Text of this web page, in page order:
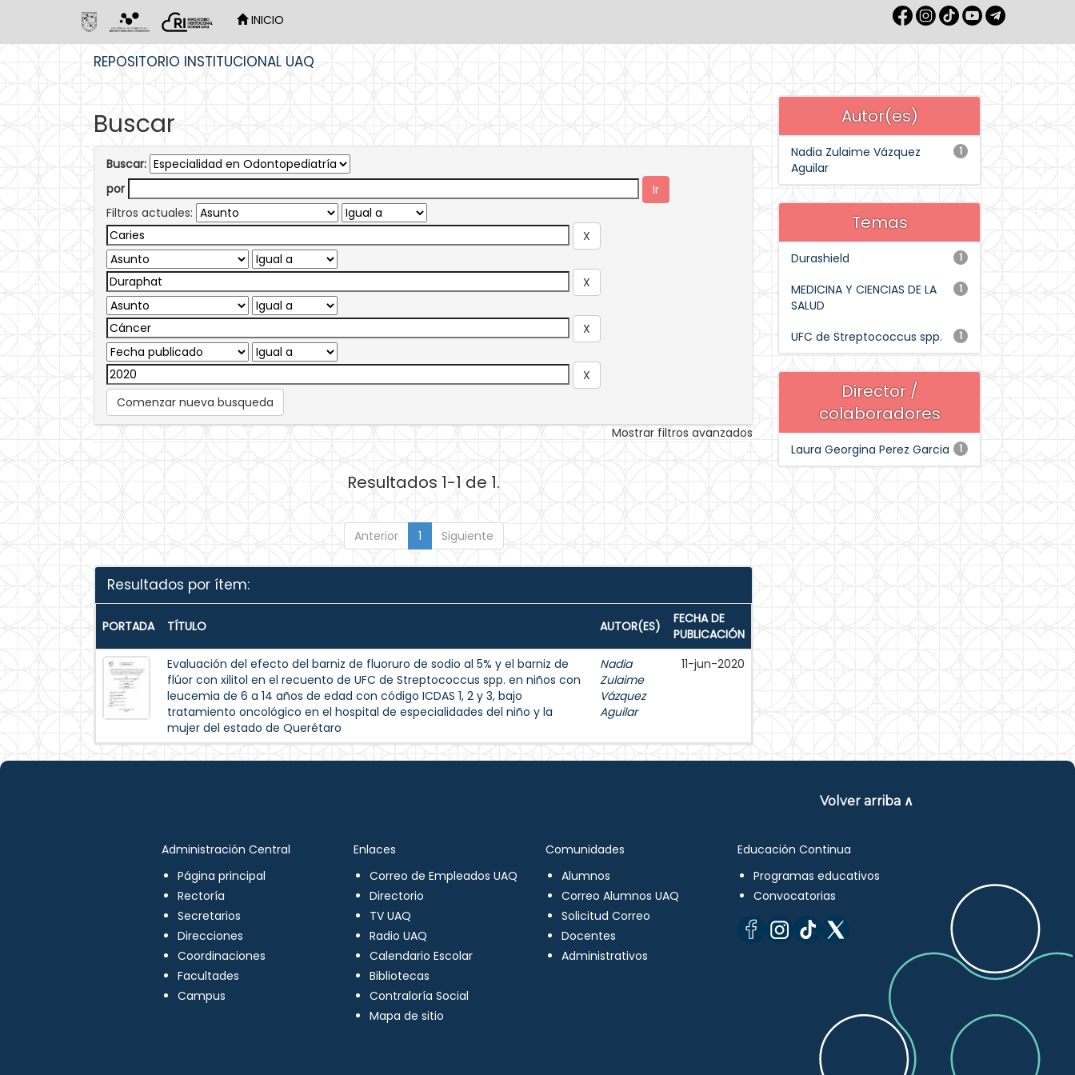
INICIO
REPOSITORIO INSTITUCIONAL UAQ
Buscar
Buscar:
por
Filtros actuales:
Comenzar nueva busqueda
Mostrar filtros avanzados
Resultados 1-1 de 1.
Anterior 1 Siguiente
Resultados por ítem:
PORTADA TÍTULO AUTOR(ES)
FECHA DE
PUBLICACIÓN
Evaluación del efecto del barniz de fluoruro de sodio al 5% y el barniz de
flúor con xilitol en el recuento de UFC de Streptococcus spp. en niños con
leucemia de 6 a 14 años de edad con código ICDAS 1, 2 y 3, bajo
tratamiento oncológico en el hospital de especialidades del niño y la
mujer del estado de Querétaro
Nadia
Zulaime
Vázquez
Aguilar
11-jun-2020
Autor(es)
1
Nadia Zulaime Vázquez
Aguilar
Temas
1
Durashield
1
MEDICINA Y CIENCIAS DE LA
SALUD
1
UFC de Streptococcus spp.
Director /
colaboradores
1
Laura Georgina Perez Garcia
Volver arriba ∧
Administración Central
Página principal
Rectoría
Secretarios
Direcciones
Coordinaciones
Facultades
Campus
Enlaces
Correo de Empleados UAQ
Directorio
TV UAQ
Radio UAQ
Calendario Escolar
Bibliotecas
Contraloría Social
Mapa de sitio
Comunidades
Alumnos
Correo Alumnos UAQ
Solicitud Correo
Docentes
Administrativos
Educación Continua
Programas educativos
Convocatorias